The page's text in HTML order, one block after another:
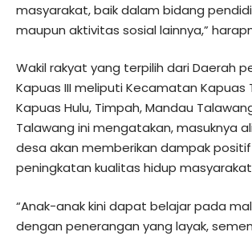
masyarakat, baik dalam bidang
maupun aktivitas sosial lainnya,”
Wakil rakyat yang terpilih dari Daerah
Kapuas III meliputi Kecamatan Kapuas
Kapuas Hulu, Timpah, Mandau
Talawang ini mengatakan, masuknya
desa akan memberikan dampak
peningkatan kualitas hidup
“Anak-anak kini dapat belajar pada
dengan penerangan yang layak,